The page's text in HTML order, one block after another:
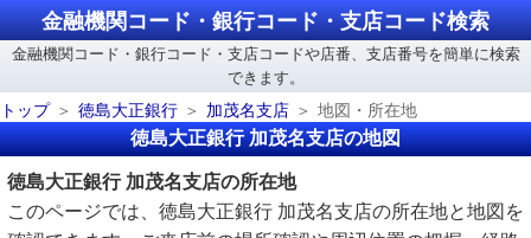
金融機関コード・銀行コード・支店コード検索
金融機関コード・銀行コード・支店コードや店番、支店番号を簡単に検索
できます。
トップ
徳島大正銀行 加茂名支店 地図・所在地
徳島大正銀行 加茂名支店の地図
徳島大正銀行 加茂名支店の所在地
このページでは、徳島大正銀行 加茂名支店の所在地と地図を